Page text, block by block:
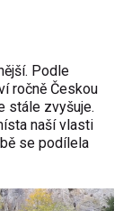
Podle
ročně Českou
stále zvyšuje.
naší vlasti
se podílela